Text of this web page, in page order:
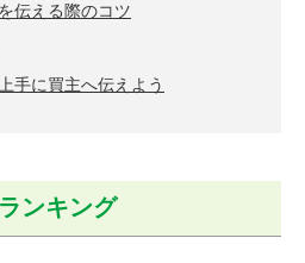
伝える際のコツ
手に買主へ伝えよう
ンキング